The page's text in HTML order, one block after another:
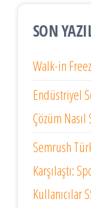
SON
Walk-in
Endüstriyel
Çözüm
Semrush
Karşılaştı:
Kullanıcılar